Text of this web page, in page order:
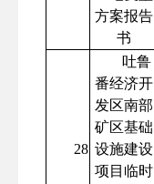
方案报告
书
28
吐鲁
番经济开
发区南部
矿区基础
设施建设
项目临时